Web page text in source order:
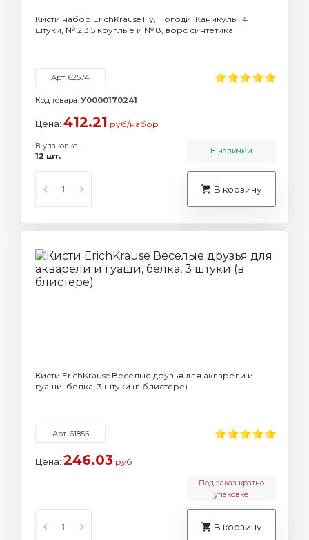
Кисти набор ErichKrause Ну, Погоди! Каникулы, 4
штуки, № 2,3,5 круглые и № 8, ворс синтетика
Арт. 62574
Код товара: У0000170241
Цена: 412.21 руб/набор
В упаковке:
12 шт.
В наличии
В корзину
Кисти ErichKrause Веселые друзья для акварели и
гуаши, белка, 3 штуки (в блистере)
Арт. 61855
Цена: 246.03 руб
Под заказ кратно
упаковке
В корзину